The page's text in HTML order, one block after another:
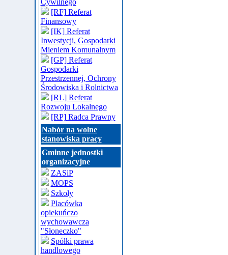
Cywilnego
[RF] Referat
Finansowy
[IK] Referat
Inwestycji, Gospodarki
Mieniem Komunalnym
[GP] Referat
Gospodarki
Przestrzennej, Ochrony
Środowiska i Rolnictwa
[RL] Referat
Rozwoju Lokalnego
[RP] Radca Prawny
Nabór na wolne
stanowiska pracy
Gminne jednostki
organizacyjne
ZASiP
MOPS
Szkoły
Placówka
opiekuńczo
wychowawcza
"Słoneczko"
Spółki prawa
handlowego